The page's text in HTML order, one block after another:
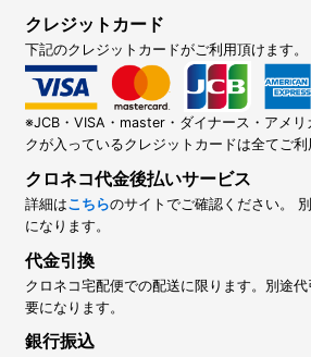
クレジットカード
下記のクレジットカードがご利用頂けます。
※JCB・VISA・master・ダイナース・アメ
クが入っているクレジットカードは全てご利
クロネコ代金後払いサービス
詳細はこちらのサイトでご確認ください。
になります。
代金引換
クロネコ宅配便での配送に限ります。別途
要になります。
銀行振込